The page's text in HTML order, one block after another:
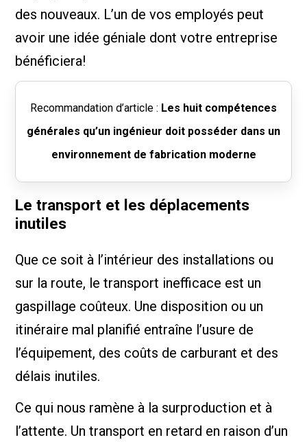
des nouveaux. L’un de vos employés peut
avoir une idée géniale dont votre entreprise
bénéficiera!
Recommandation d’article : Les huit compétences
générales qu’un ingénieur doit posséder dans un
environnement de fabrication moderne
Le transport et les déplacements
inutiles
Que ce soit à l’intérieur des installations ou
sur la route, le transport inefficace est un
gaspillage coûteux. Une disposition ou un
itinéraire mal planifié entraîne l’usure de
l’équipement, des coûts de carburant et des
délais inutiles.
Ce qui nous ramène à la surproduction et à
l’attente. Un transport en retard en raison d’un